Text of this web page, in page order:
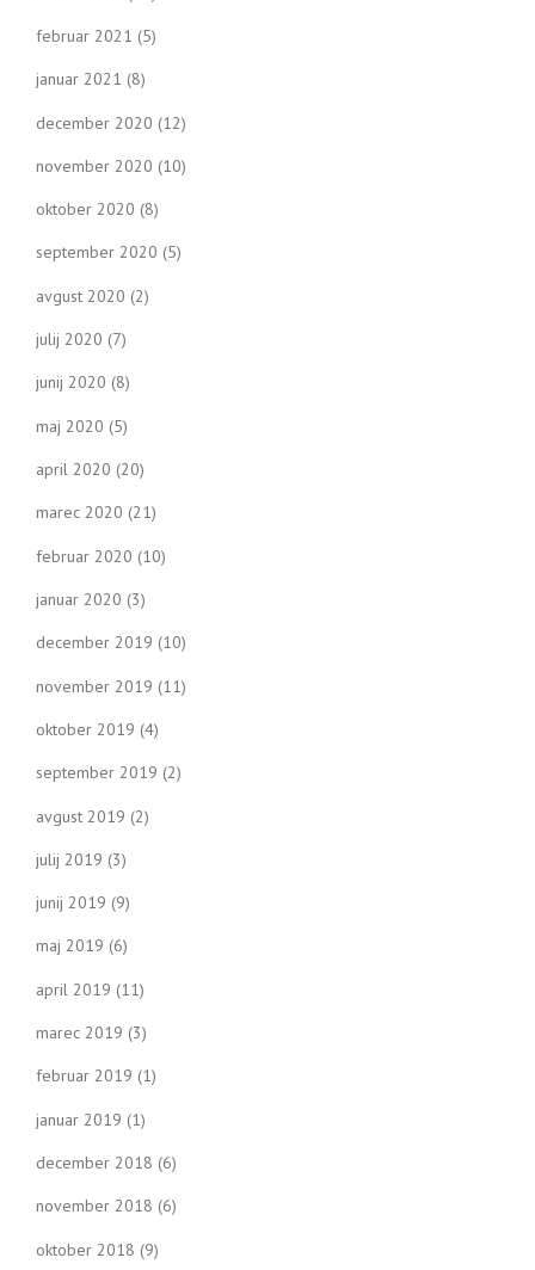
februar 2021 (5)
januar 2021 (8)
december 2020 (12)
november 2020 (10)
oktober 2020 (8)
september 2020 (5)
avgust 2020 (2)
julij 2020 (7)
junij 2020 (8)
maj 2020 (5)
april 2020 (20)
marec 2020 (21)
februar 2020 (10)
januar 2020 (3)
december 2019 (10)
november 2019 (11)
oktober 2019 (4)
september 2019 (2)
avgust 2019 (2)
julij 2019 (3)
junij 2019 (9)
maj 2019 (6)
april 2019 (11)
marec 2019 (3)
februar 2019 (1)
januar 2019 (1)
december 2018 (6)
november 2018 (6)
oktober 2018 (9)